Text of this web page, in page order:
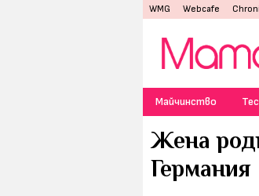
WMG Webcafe
Майчинство
Жена
Германия